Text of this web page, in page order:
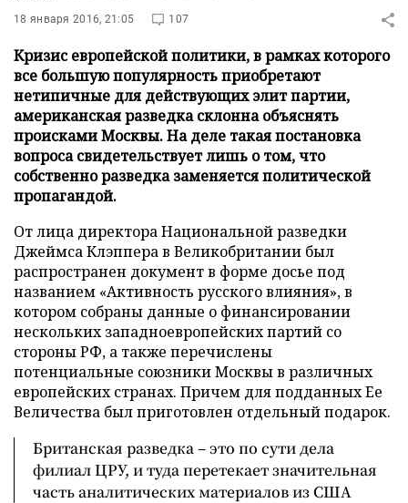
18 января 2016, 21:05 107
Кризис европейской политики, в рамках которого
все большую популярность приобретают
нетипичные для действующих элит партии,
американская разведка склонна объяснять
происками Москвы. На деле такая постановка
вопроса свидетельствует лишь о том, что
собственно разведка заменяется политической
пропагандой.
От лица директора Национальной разведки
Джеймса Клэппера в Великобритании был
распространен документ в форме досье под
названием «Активность русского влияния», в
котором собраны данные о финансировании
нескольких западноевропейских партий со
стороны РФ, а также перечислены
потенциальные союзники Москвы в различных
европейских странах. Причем для подданных Ее
Величества был приготовлен отдельный подарок.
Британская разведка – это по сути дела
филиал ЦРУ, и туда перетекает значительная
часть аналитических материалов из США